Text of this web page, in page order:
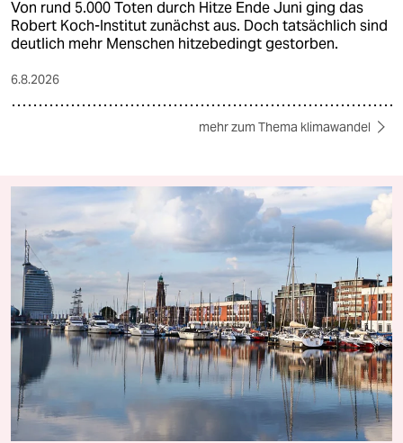
Von rund 5.000 Toten durch Hitze Ende Juni ging das
Robert Koch-Institut zunächst aus. Doch tatsächlich sind
deutlich mehr Menschen hitzebedingt gestorben.
6.8.2026
mehr zum Thema klimawandel